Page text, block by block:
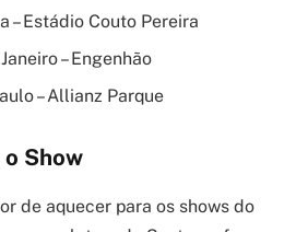
– Estádio Couto Pereira
– Engenhão
– Allianz Parque
Show
de aquecer para os shows do